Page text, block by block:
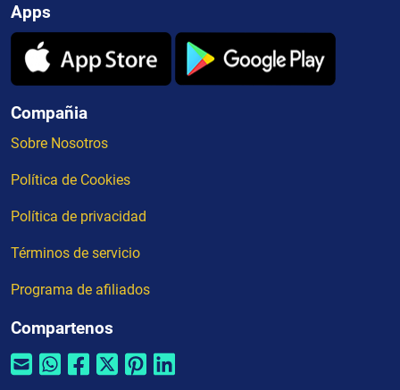
Apps
Compañia
Sobre Nosotros
Política de Cookies
Política de privacidad
Términos de servicio
Programa de afiliados
Compartenos